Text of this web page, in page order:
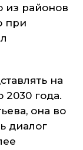
из районов
при
на
2030 года.
она во
диалог